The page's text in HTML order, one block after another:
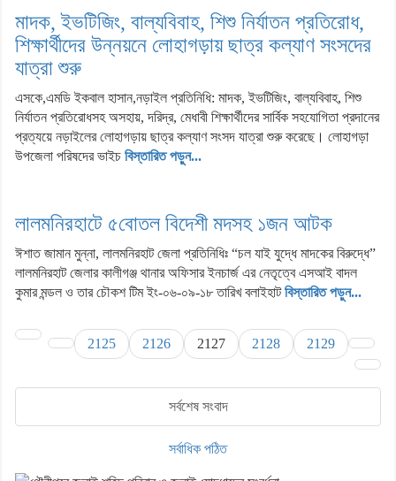
মাদক, ইভটিজিং, বাল্যবিবাহ, শিশু নির্যাতন প্রতিরোধ,
শিক্ষার্থীদের উন্নয়নে লোহাগড়ায় ছাত্র কল্যাণ সংসদের
যাত্রা শুরু
এসকে,এমডি ইকবাল হাসান,নড়াইল প্রতিনিধি: মাদক, ইভটিজিং, বাল্যবিবাহ, শিশু
নির্যাতন প্রতিরোধসহ অসহায়, দরিদ্র, মেধাবী শিক্ষার্থীদের সার্বিক সহযোগিতা প্রদানের
প্রত্যয়ে নড়াইলের লোহাগড়ায় ছাত্র কল্যাণ সংসদ যাত্রা শুরু করেছে। লোহাগড়া
উপজেলা পরিষদের ভাইচ বিস্তারিত পড়ুন...
লালমনিরহাটে ৫বোতল বিদেশী মদসহ ১জন আটক
ঈশাত জামান মুন্না, লালমনিরহাট জেলা প্রতিনিধিঃ “চল যাই যুদ্ধে মাদকের বিরুদ্ধে”
লালমনিরহাট জেলার কালীগঞ্জ থানার অফিসার ইনচার্জ এর নেতৃত্বে এসআই বাদল
কুমার মন্ডল ও তার চৌকশ টিম ইং-০৬-০৯-১৮ তারিখ বলাইহাটবিস্তারিত পড়ুন...
2125 2126 2127 2128 2129
সর্বশেষ সংবাদ
সর্বাধিক পঠিত